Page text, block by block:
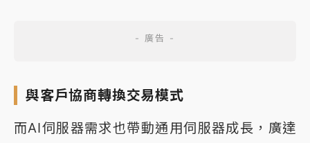
與客戶協商轉換交易模式
而AI伺服器需求也帶動通用伺服器成長，廣達